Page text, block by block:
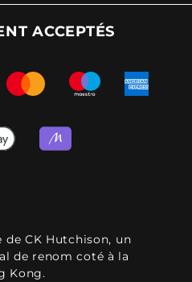
ACCEPTÉS
CK Hutchison, un
de renom coté à la
Kong.